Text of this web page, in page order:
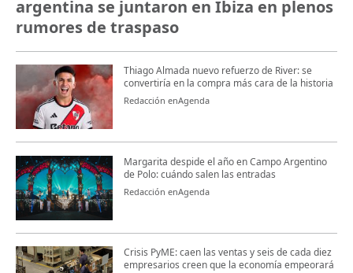
argentina se juntaron en Ibiza en plenos
rumores de traspaso
Thiago Almada nuevo refuerzo de River: se
convertiría en la compra más cara de la historia
Redacción enAgenda
Margarita despide el año en Campo Argentino
de Polo: cuándo salen las entradas
Redacción enAgenda
Crisis PyME: caen las ventas y seis de cada diez
empresarios creen que la economía empeorará